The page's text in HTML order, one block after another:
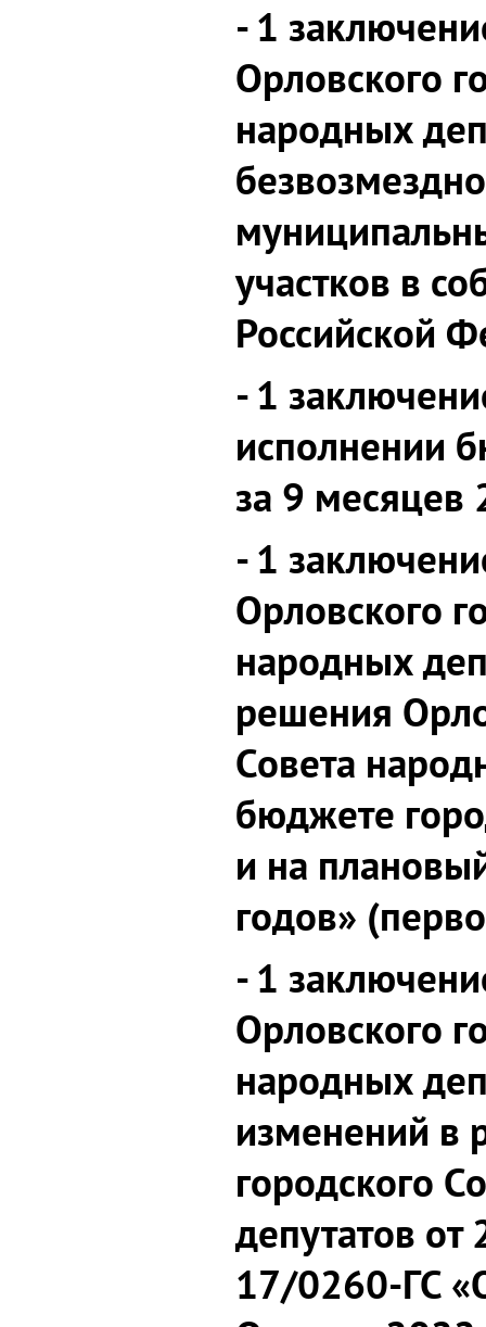
- 1
Орловского
народных
участков в
Российской
- 1
исполнении
за 9 месяцев
- 1
Орловского
народных
решения
Совета
бюджете
и на
годов»
- 1
Орловского
народных
изменений в
городского
депутатов
17/0260-ГС